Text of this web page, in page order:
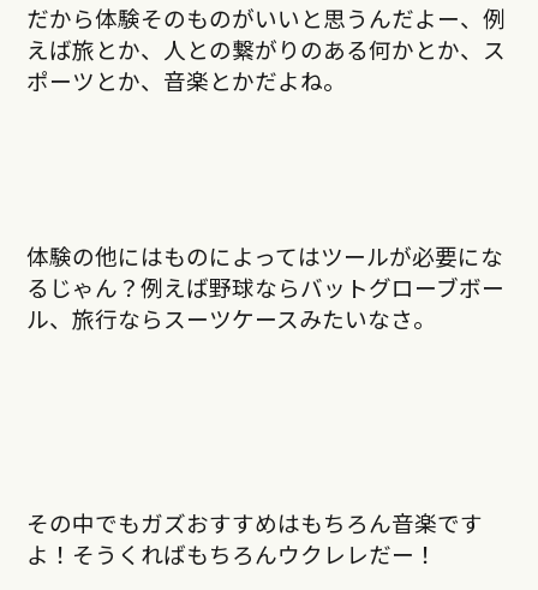
だから体験そのものがいいと思うんだよー、例
えば旅とか、人との繋がりのある何かとか、ス
ポーツとか、音楽とかだよね。
体験の他にはものによってはツールが必要にな
るじゃん？例えば野球ならバットグローブボー
ル、旅行ならスーツケースみたいなさ。
その中でもガズおすすめはもちろん音楽です
よ！そうくればもちろんウクレレだー！